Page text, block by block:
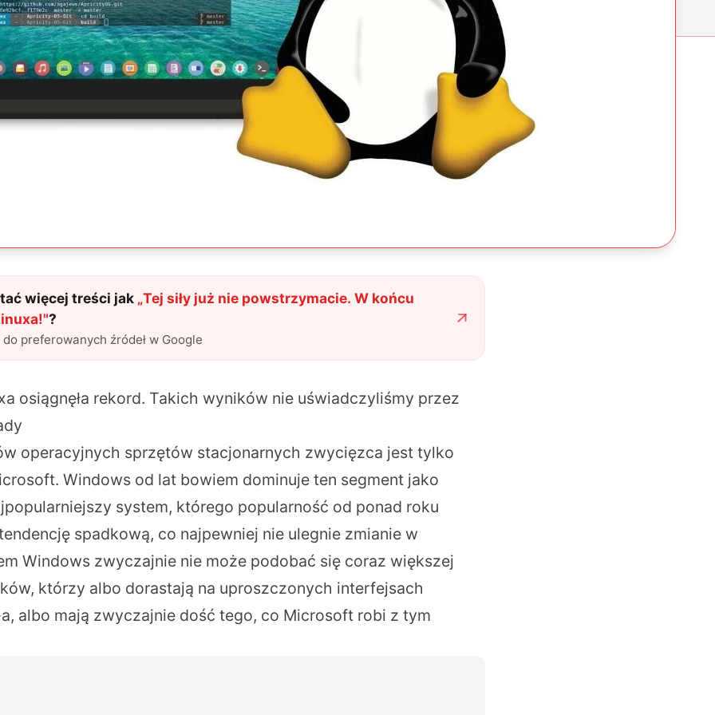
więcej treści jak „Tej siły już nie powstrzymacie. W końcu
"?
preferowanych źródeł w Google
osiągnęła rekord. Takich wyników nie uświadczyliśmy przez
operacyjnych sprzętów stacjonarnych zwycięzca jest tylko
Windows od lat bowiem dominuje ten segment jako
system, którego popularność od ponad roku
spadkową, co najpewniej nie ulegnie zmianie w
Windows zwyczajnie nie może podobać się coraz większej
którzy albo dorastają na uproszczonych interfejsach
albo mają zwyczajnie dość tego, co Microsoft robi z tym